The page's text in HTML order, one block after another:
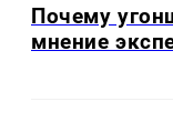
Почему
мнение